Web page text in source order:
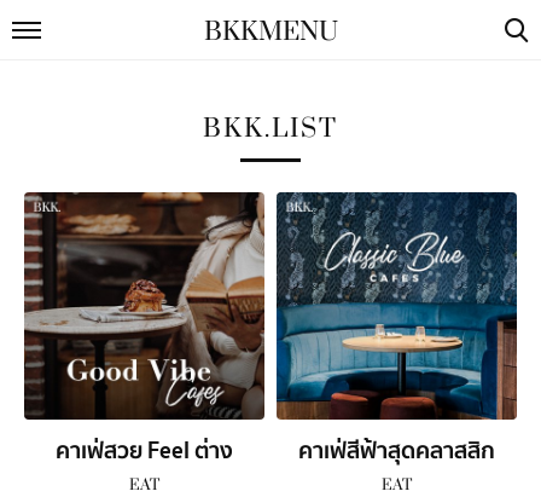
BKKMENU
BKK.LIST
คาเฟ่สวย Feel ต่าง
ประเทศ
EAT
คาเฟ่สีฟ้าสุดคลาสสิก
EAT